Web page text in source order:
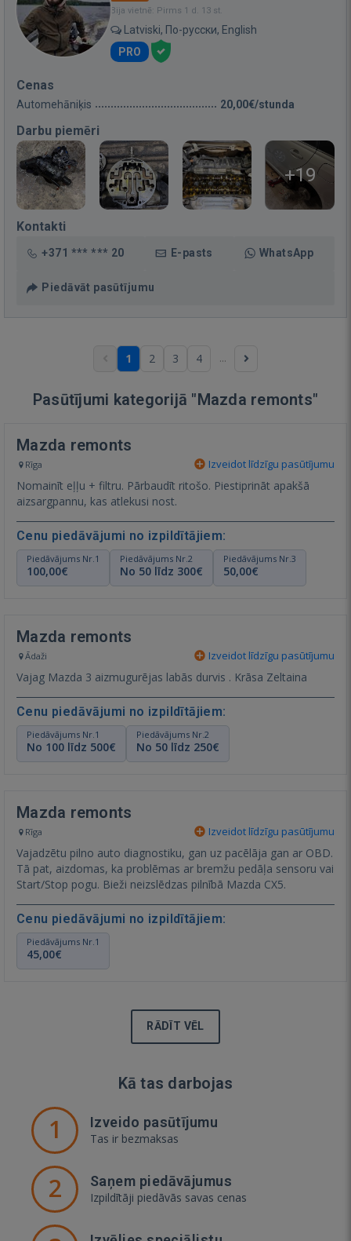
Bija vietnē: Pirms 1 d. 13 st.
Latviski, По-русски, English
PRO
Cenas
Automehāniķis 20,00€/stunda
Darbu piemēri
+19
Kontakti
+371 *** *** 20 E-pasts WhatsApp
Piedāvāt pasūtījumu
1 2 3 4 ...
Pasūtījumi kategorijā "Mazda remonts"
Mazda remonts
Rīga Izveidot līdzīgu pasūtījumu
Nomainīt eļļu + filtru. Pārbaudīt ritošo. Piestiprināt apakšā
aizsargpannu, kas atlekusi nost.
Cenu piedāvājumi no izpildītājiem:
Piedāvājums Nr.1
100,00€
Piedāvājums Nr.2
No 50 līdz 300€
Piedāvājums Nr.3
50,00€
Mazda remonts
Ādaži Izveidot līdzīgu pasūtījumu
Vajag Mazda 3 aizmugurējas labās durvis . Krāsa Zeltaina
Cenu piedāvājumi no izpildītājiem:
Piedāvājums Nr.1
No 100 līdz 500€
Piedāvājums Nr.2
No 50 līdz 250€
Mazda remonts
Rīga Izveidot līdzīgu pasūtījumu
Vajadzētu pilno auto diagnostiku, gan uz pacēlāja gan ar OBD.
Tā pat, aizdomas, ka problēmas ar bremžu pedāļa sensoru vai
Start/Stop pogu. Bieži neizslēdzas pilnībā Mazda CX5.
Cenu piedāvājumi no izpildītājiem:
Piedāvājums Nr.1
45,00€
RĀDĪT VĒL
Kā tas darbojas
1 Izveido pasūtījumu
Tas ir bezmaksas
2 Saņem piedāvājumus
Izpildītāji piedāvās savas cenas